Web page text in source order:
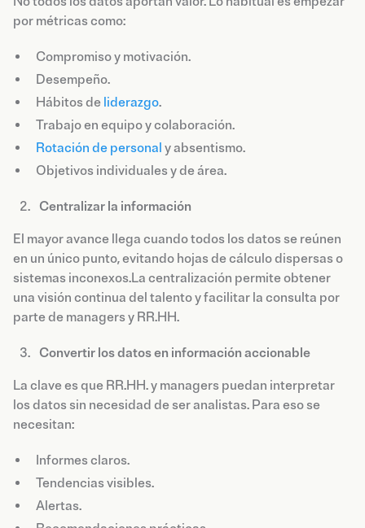
por métricas como:
Compromiso y motivación.
Desempeño.
Hábitos de liderazgo.
Trabajo en equipo y colaboración.
Rotación de personal y absentismo.
Objetivos individuales y de área.
Centralizar la información
El mayor avance llega cuando todos los datos se reúnen
en un único punto, evitando hojas de cálculo dispersas o
sistemas inconexos.La centralización permite obtener
una visión continua del talento y facilitar la consulta por
parte de managers y RR.HH.
Convertir los datos en información accionable
La clave es que RR.HH. y managers puedan interpretar
los datos sin necesidad de ser analistas. Para eso se
necesitan:
Informes claros.
Tendencias visibles.
Alertas.